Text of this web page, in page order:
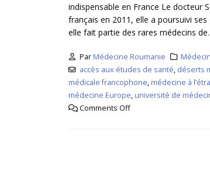
indispensable en France Le docteur
français en 2011, elle a poursuivi
elle fait partie des rares médecins
Par Médecine Roumanie
accès aux études de santé, déserts
médicale francophone, médecine à
médecine Europe, université de
Comments Off